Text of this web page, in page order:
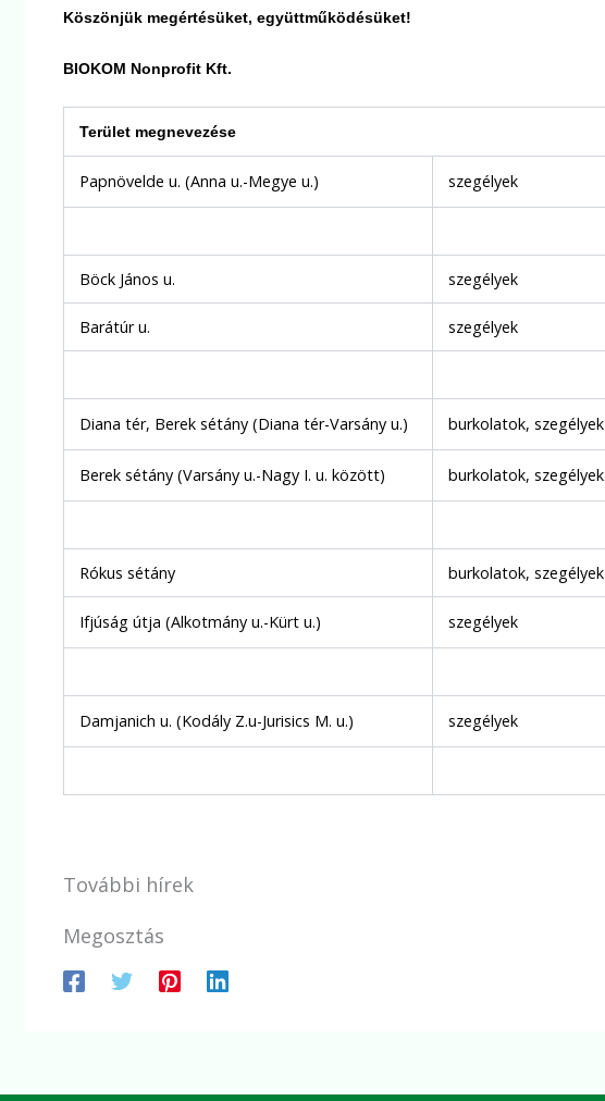
Köszönjük megértésüket, együttműködésüket!
BIOKOM Nonprofit Kft.
Terület megnevezése
Papnövelde u. (Anna u.-Megye u.) szegélyek
Böck János u. szegélyek
Barátúr u. szegélyek
Diana tér, Berek sétány (Diana tér-Varsány u.) burkolatok, szegélyek
Berek sétány (Varsány u.-Nagy I. u. között) burkolatok, szegélyek
Rókus sétány burkolatok, szegélyek
Ifjúság útja (Alkotmány u.-Kürt u.) szegélyek
Damjanich u. (Kodály Z.u-Jurisics M. u.) szegélyek
További hírek
Megosztás